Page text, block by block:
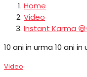
Home
Video
Instant Karma
10 ani in urma 10 ani in
Video